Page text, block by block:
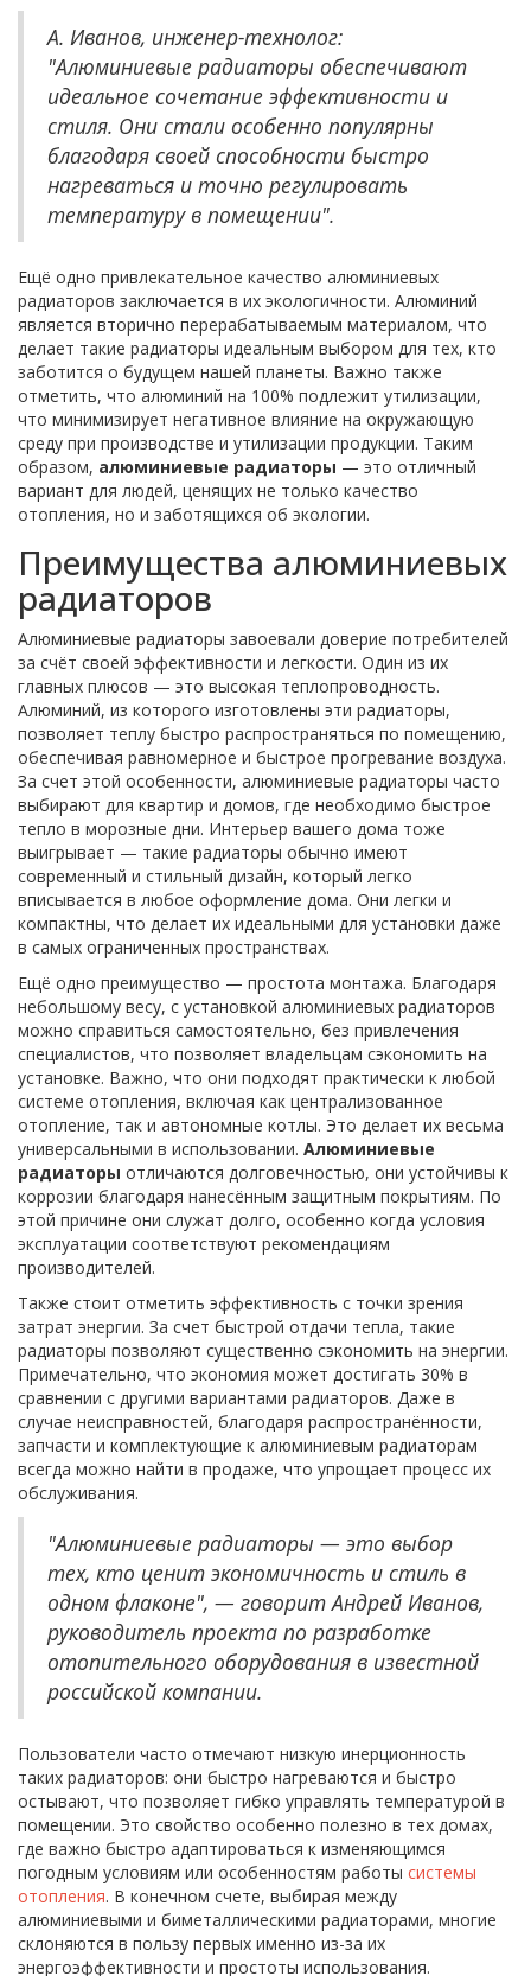
A. Иванов, инженер-технолог:
"Алюминиевые радиаторы обеспечивают
идеальное сочетание эффективности и
стиля. Они стали особенно популярны
благодаря своей способности быстро
нагреваться и точно регулировать
температуру в помещении".
Ещё одно привлекательное качество алюминиевых
радиаторов заключается в их экологичности. Алюминий
является вторично перерабатываемым материалом, что
делает такие радиаторы идеальным выбором для тех, кто
заботится о будущем нашей планеты. Важно также
отметить, что алюминий на 100% подлежит утилизации,
что минимизирует негативное влияние на окружающую
среду при производстве и утилизации продукции. Таким
образом, алюминиевые радиаторы — это отличный
вариант для людей, ценящих не только качество
отопления, но и заботящихся об экологии.
Преимущества алюминиевых
радиаторов
Алюминиевые радиаторы завоевали доверие потребителей
за счёт своей эффективности и легкости. Один из их
главных плюсов — это высокая теплопроводность.
Алюминий, из которого изготовлены эти радиаторы,
позволяет теплу быстро распространяться по помещению,
обеспечивая равномерное и быстрое прогревание воздуха.
За счет этой особенности, алюминиевые радиаторы часто
выбирают для квартир и домов, где необходимо быстрое
тепло в морозные дни. Интерьер вашего дома тоже
выигрывает — такие радиаторы обычно имеют
современный и стильный дизайн, который легко
вписывается в любое оформление дома. Они легки и
компактны, что делает их идеальными для установки даже
в самых ограниченных пространствах.
Ещё одно преимущество — простота монтажа. Благодаря
небольшому весу, с установкой алюминиевых радиаторов
можно справиться самостоятельно, без привлечения
специалистов, что позволяет владельцам сэкономить на
установке. Важно, что они подходят практически к любой
системе отопления, включая как централизованное
отопление, так и автономные котлы. Это делает их весьма
универсальными в использовании. Алюминиевые
радиаторы отличаются долговечностью, они устойчивы к
коррозии благодаря нанесённым защитным покрытиям. По
этой причине они служат долго, особенно когда условия
эксплуатации соответствуют рекомендациям
производителей.
Также стоит отметить эффективность с точки зрения
затрат энергии. За счет быстрой отдачи тепла, такие
радиаторы позволяют существенно сэкономить на энергии.
Примечательно, что экономия может достигать 30% в
сравнении с другими вариантами радиаторов. Даже в
случае неисправностей, благодаря распространённости,
запчасти и комплектующие к алюминиевым радиаторам
всегда можно найти в продаже, что упрощает процесс их
обслуживания.
"Алюминиевые радиаторы — это выбор
тех, кто ценит экономичность и стиль в
одном флаконе", — говорит Андрей Иванов,
руководитель проекта по разработке
отопительного оборудования в известной
российской компании.
Пользователи часто отмечают низкую инерционность
таких радиаторов: они быстро нагреваются и быстро
остывают, что позволяет гибко управлять температурой в
помещении. Это свойство особенно полезно в тех домах,
где важно быстро адаптироваться к изменяющимся
погодным условиям или особенностям работы системы
отопления. В конечном счете, выбирая между
алюминиевыми и биметаллическими радиаторами, многие
склоняются в пользу первых именно из-за их
энергоэффективности и простоты использования.